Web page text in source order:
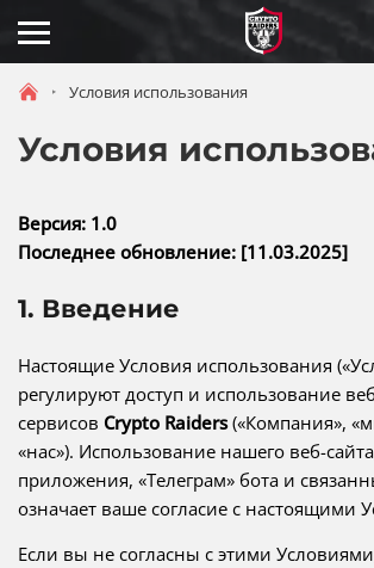
Toggle
navigation
Условия использования
Условия
Версия: 1.0
Последнее обновление: [11.03.2025]
1. Введение
Настоящие Условия использования
регулируют доступ и использование
сервисов Crypto Raiders(«Компания»,
«нас»). Использование нашего веб-
приложения, «Телеграм» бота и
означает ваше согласие с настоящими
Если вы не согласны с этими